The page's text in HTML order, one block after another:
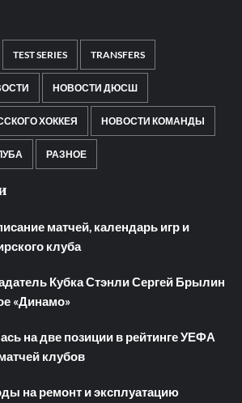
TEST SERIES TRANSFERS
НОВОСТИ ДЮСШ
ХОККЕЯ НОВОСТИ КОМАНДЫ
РАЗНОЕ
матчей, календарь игр и
клуба
Кубка Стэнли Сергей Брылин
«Динамо»
на две позиции в рейтинге УЕФА
клубов
на ремонт и эксплуатацию